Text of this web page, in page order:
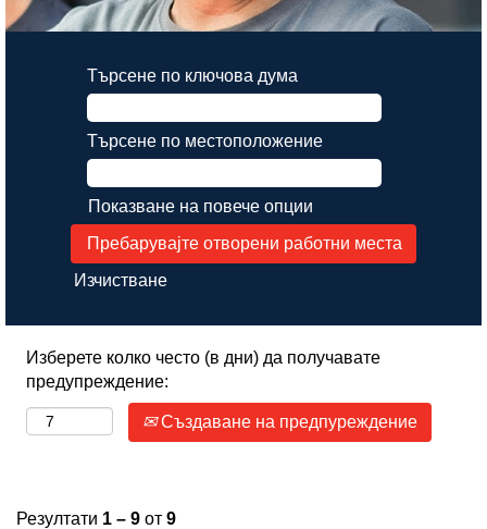
Търсене по ключова дума
Търсене по местоположение
Показване на повече опции
Изчистване
Изберете колко често (в дни) да получавате
предупреждение:
Създаване на предпуреждение
Резултати 1 – 9 от 9